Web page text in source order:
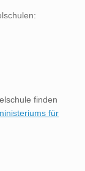
finden
für